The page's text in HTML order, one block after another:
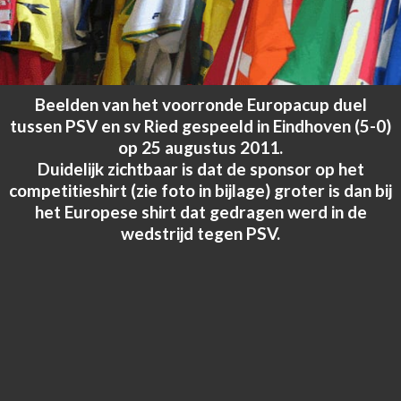
Beelden van het voorronde Europacup duel
tussen PSV en sv Ried gespeeld in Eindhoven (5-0)
op 25 augustus 2011.
Duidelijk zichtbaar is dat de sponsor op het
competitieshirt (zie foto in bijlage) groter is dan bij
het Europese shirt dat gedragen werd in de
wedstrijd tegen PSV.